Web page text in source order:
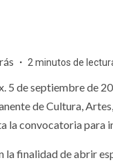
2 minutos de
5 de septiembre de
de Cultura,
la convocatoria
la finalidad de abrir